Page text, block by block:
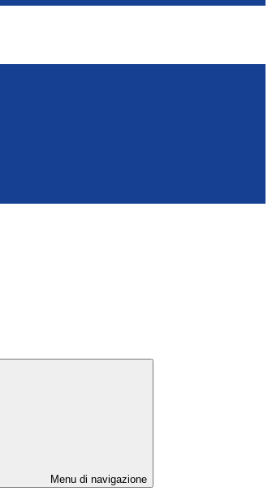
Menu di navigazione